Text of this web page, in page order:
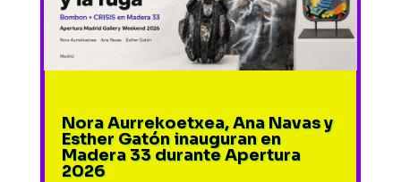
Nora Aurrekoetxea, Ana Navas y
Esther Gatón inauguran en
Madera 33 durante Apertura
2026